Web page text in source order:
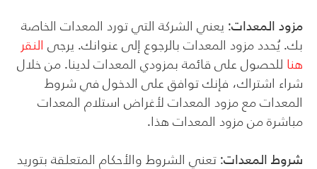
مزود المعدات: يعني الشركة التي تورد المعدات الخاصة
بك. يُحدد مزود المعدات بالرجوع إلى عنوانك. يرجى النقر
هنا للحصول على قائمة بمزودي المعدات لدينا. من خلال
شراء اشتراك، فإنك توافق على الدخول في شروط
المعدات مع مزود المعدات لأغراض استلام المعدات
مباشرة من مزود المعدات هذا.
شروط المعدات: تعني الشروط والأحكام المتعلقة بتوريد